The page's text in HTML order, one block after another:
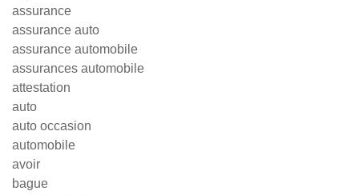
assurance
assurance auto
assurance automobile
assurances automobile
attestation
auto
auto occasion
automobile
avoir
bague